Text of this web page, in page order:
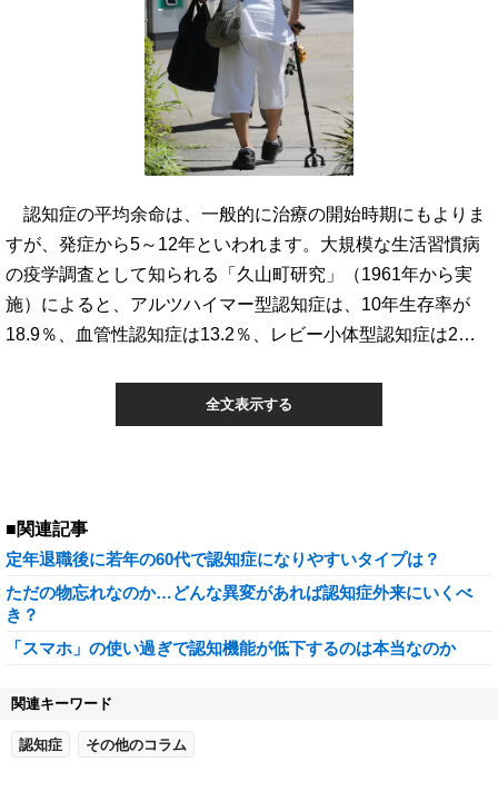
認知症の平均余命は、一般的に治療の開始時期にもよりま
すが、発症から5～12年といわれます。大規模な生活習慣病
の疫学調査として知られる「久山町研究」（1961年から実
施）によると、アルツハイマー型認知症は、10年生存率が
18.9％、血管性認知症は13.2％、レビー小体型認知症は2…
全文表示する
■関連記事
定年退職後に若年の60代で認知症になりやすいタイプは？
ただの物忘れなのか…どんな異変があれば認知症外来にいくべ
き？
「スマホ」の使い過ぎで認知機能が低下するのは本当なのか
関連キーワード
認知症 その他のコラム